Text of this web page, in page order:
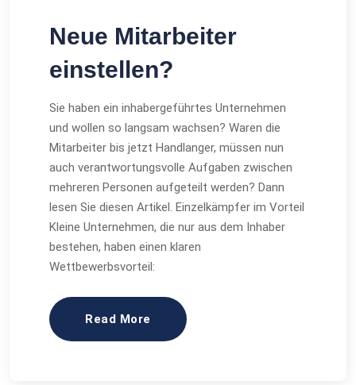
Neue Mitarbeiter
einstellen?
Sie haben ein inhabergeführtes Unternehmen
und wollen so langsam wachsen? Waren die
Mitarbeiter bis jetzt Handlanger, müssen nun
auch verantwortungsvolle Aufgaben zwischen
mehreren Personen aufgeteilt werden? Dann
lesen Sie diesen Artikel. Einzelkämpfer im Vorteil
Kleine Unternehmen, die nur aus dem Inhaber
bestehen, haben einen klaren
Wettbewerbsvorteil:
Read More